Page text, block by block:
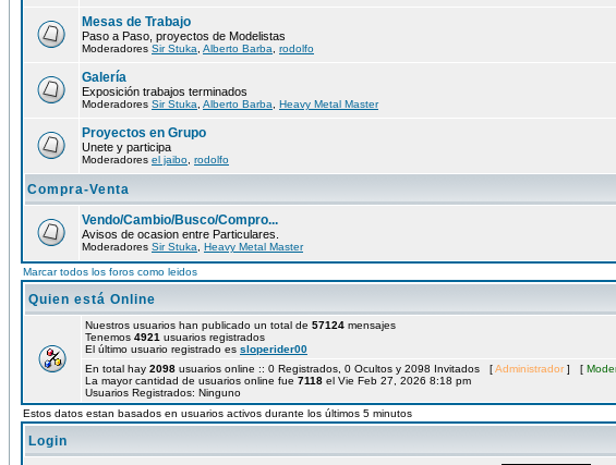
Mesas de Trabajo
Paso a Paso, proyectos de Modelistas
Moderadores Sir Stuka Alberto Barba rodolfo
Galería
Exposición trabajos terminados
Moderadores Sir Stuka Alberto Barba Heavy Metal Master
Proyectos en Grupo
Unete y participa
Moderadores el jaibo rodolfo
Compra-Venta
Vendo/Cambio/Busco/Compro...
Avisos de ocasion entre Particulares.
Moderadores Sir Stuka Heavy Metal Master
Marcar todos los foros como leidos
Quien está Online
Nuestros usuarios han publicado un total de 57124 mensajes
Tenemos 4921 usuarios registrados
El último usuario registrado es sloperider00
En total hay 2098 usuarios online :: 0 Registrados, 0 Ocultos y 2098 Invitados [Administrador ] [
La mayor cantidad de usuarios online fue 7118 el Vie Feb 27, 2026 8:18 pm
Usuarios Registrados: Ninguno
Estos datos estan basados en usuarios activos durante los últimos 5 minutos
Login